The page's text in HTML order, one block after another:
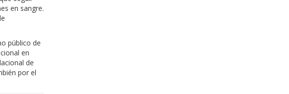
en sangre.
público de
en
de
por el